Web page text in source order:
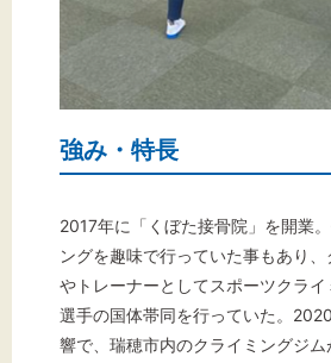
強み・特長
2017年に「くぼた接骨院」を開業
ングを趣味で行っていた事もあり
やトレーナーとしてスポーツクラ
選手の国体帯同を行っていた。
響で、瑞穂市内のクライミングジム